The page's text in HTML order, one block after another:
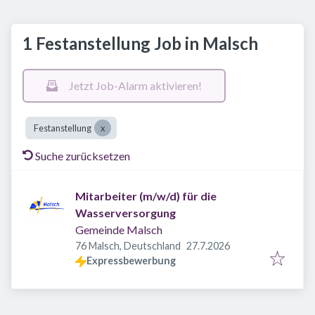
1 Festanstellung Job in Malsch
Jetzt Job-Alarm aktivieren!
Festanstellung
Suche zurücksetzen
Mitarbeiter (m/w/d) für die
Wasserversorgung
Gemeinde Malsch
76 Malsch, Deutschland Veröffentlicht
27.7.2026
Expressbewerbung